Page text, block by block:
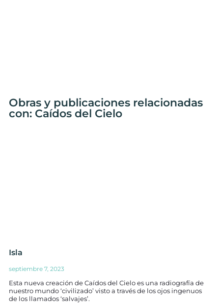
Obras y publicaciones relacionadas
con: Caídos del Cielo
Isla
septiembre 7, 2023
Esta nueva creación de Caídos del Cielo es una radiografía de
nuestro mundo ‘civilizado’ visto a través de los ojos ingenuos
de los llamados ‘salvajes’.